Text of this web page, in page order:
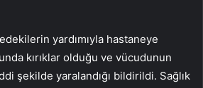
yardımıyla hastaneye
kırıklar olduğu ve vücudunun
şekilde yaralandığı bildirildi. Sağlık